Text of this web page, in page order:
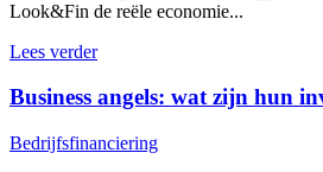
Look&Fin de reële economie...
Lees verder
Business angels: wat zijn hun
Bedrijfsfinanciering